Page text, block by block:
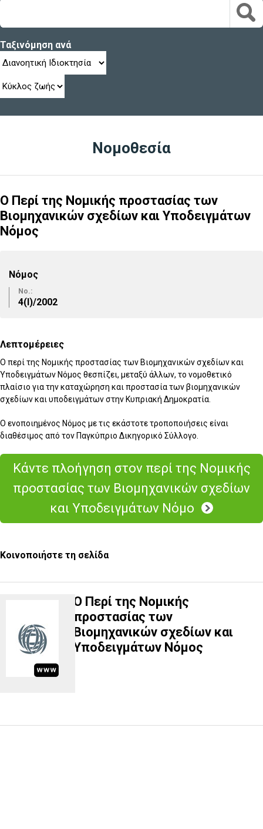
Ταξινόμηση ανά
Νομοθεσία
Ο Περί της Νομικής προστασίας των
Βιομηχανικών σχεδίων και Υποδειγμάτων
Νόμος
Νόμος
No.:
4(I)/2002
Λεπτομέρειες
Ο περί της Νομικής προστασίας των Βιομηχανικών σχεδίων και
Υποδειγμάτων Νόμος θεσπίζει, μεταξύ άλλων, το νομοθετικό
πλαίσιο για την καταχώρηση και προστασία των βιομηχανικών
σχεδίων και υποδειγμάτων στην Κυπριακή Δημοκρατία.
Ο ενοποιημένος Νόμος με τις εκάστοτε τροποποιήσεις είναι
διαθέσιμος από τον Παγκύπριο Δικηγορικό Σύλλογο.
Κάντε πλοήγηση στον περί της Νομικής
προστασίας των Βιομηχανικών σχεδίων
και Υποδειγμάτων Νόμο
Κοινοποιήστε τη σελίδα
Ο Περί της Νομικής
προστασίας των
Βιομηχανικών σχεδίων και
Υποδειγμάτων Νόμος